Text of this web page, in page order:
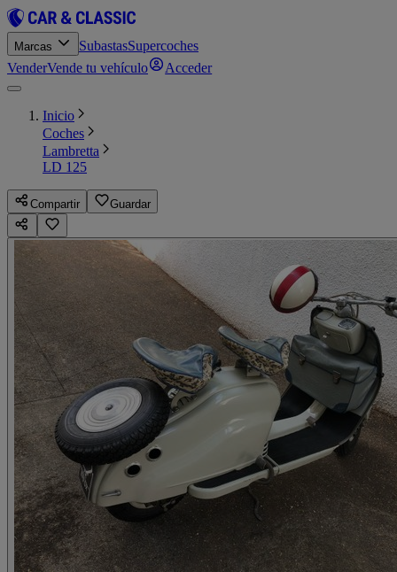
Marcas SubastasSupercoches
VenderVende tu vehículo Acceder
Inicio
Coches
Lambretta
LD 125
Compartir Guardar